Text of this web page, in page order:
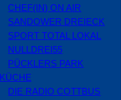
CHEF(IN) ON AIR
SANDOWER DREIECK
SPORT TOTAL LOKAL
NULLDREI55
PÜCKLERS PARK
KÜCHE
DIE RADIO COTTBUS